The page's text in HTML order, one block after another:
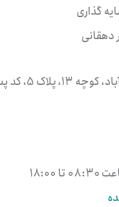
گذاری
دهقانی
پستی 8158919643